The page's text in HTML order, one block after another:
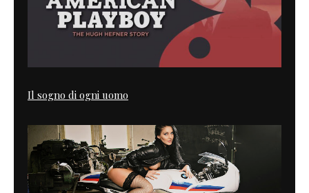
Il sogno di ogni uomo